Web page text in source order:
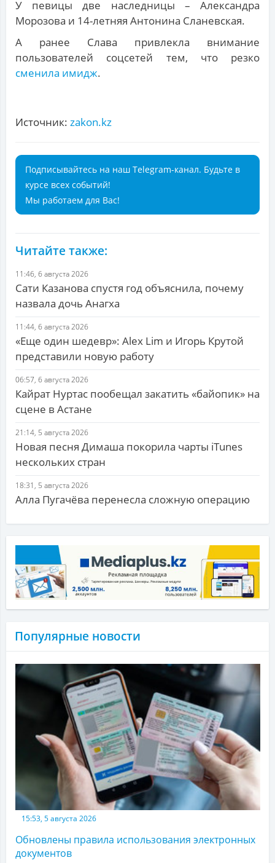
У певицы две наследницы – Александра
Морозова и 14-летняя Антонина Сланевская.
А ранее Слава привлекла внимание
пользователей соцсетей тем, что резко
сменила имидж.
Источник: zakon.kz
Подписывайтесь на наш Telegram-канал. Будьте в
курсе всех событий!
Мы работаем для Вас!
Читайте также:
11:46, 6 августа 2026
Сати Казанова спустя год объяснила, почему
назвала дочь Анагха
11:44, 6 августа 2026
«Еще один шедевр»: Alex Lim и Игорь Крутой
представили новую работу
06:57, 6 августа 2026
Кайрат Нуртас пообещал закатить «байопик» на
сцене в Астане
21:14, 5 августа 2026
Новая песня Димаша покорила чарты iTunes
нескольких стран
18:31, 5 августа 2026
Алла Пугачёва перенесла сложную операцию
Популярные новости
15:53, 5 августа 2026
Обновлены правила использования электронных
документов